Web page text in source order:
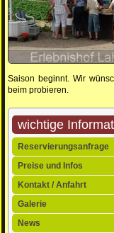
Saison beginnt. Wir
beim probieren.
wichtige
Navigation
überspringen
Reservierungsanfrage
Preise und Infos
Kontakt / Anfahrt
Galerie
News